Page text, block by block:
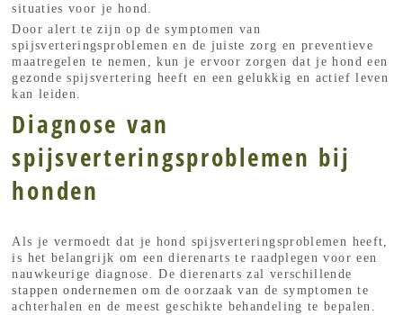
situaties voor je hond.
Door alert te zijn op de symptomen van
spijsverteringsproblemen en de juiste zorg en preventieve
maatregelen te nemen, kun je ervoor zorgen dat je hond een
gezonde spijsvertering heeft en een gelukkig en actief leven
kan leiden.
Diagnose van
spijsverteringsproblemen bij
honden
Als je vermoedt dat je hond spijsverteringsproblemen heeft,
is het belangrijk om een dierenarts te raadplegen voor een
nauwkeurige diagnose. De dierenarts zal verschillende
stappen ondernemen om de oorzaak van de symptomen te
achterhalen en de meest geschikte behandeling te bepalen.